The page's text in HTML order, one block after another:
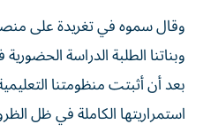
وقال سموه في تغريدة على
وبناتنا الطلبة الدراسة
بعد أن أثبتت منظومتنا
استمراريتها الكاملة في ظل